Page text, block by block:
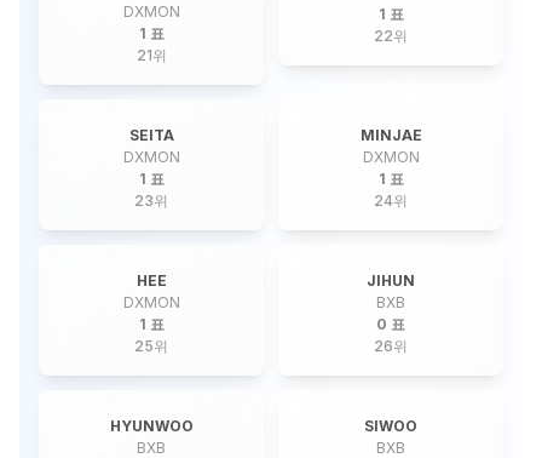
DXMON
1 표
21위
1 표
22위
SEITA
DXMON
1 표
23위
MINJAE
DXMON
1 표
24위
HEE
DXMON
1 표
25위
JIHUN
BXB
0 표
26위
HYUNWOO
BXB
SIWOO
BXB